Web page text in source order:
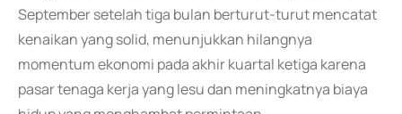
September setelah tiga bulan berturut-turut mencatat
kenaikan yang solid, menunjukkan hilangnya
momentum ekonomi pada akhir kuartal ketiga karena
pasar tenaga kerja yang lesu dan meningkatnya biaya